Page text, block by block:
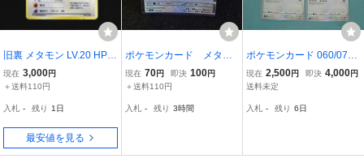
旧裏 メタモン LV.20 HP5
0 No.132 ポケカ ポケモン
カード
現在 3,000円
＋送料110円
入札 - 残り 1日
最安値を見る
ポケモンカード メタモ
ン SV4a へんしんス
タート ぺとっ
現在 70円 即決 100円
＋送料110円
入札 - 残り 3時間
ポケモンカード 060/071
ポケモンGO ビッパ メタ
モン 4枚まとめ売り
現在 2,500円 即決 4,000円
送料未定
入札 - 残り 6日